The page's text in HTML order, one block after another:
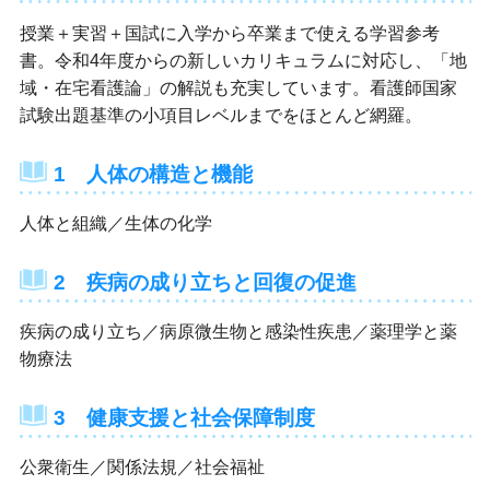
授業＋実習＋国試に入学から卒業まで使える学習参考
書。令和4年度からの新しいカリキュラムに対応し、「地
域・在宅看護論」の解説も充実しています。看護師国家
試験出題基準の小項目レベルまでをほとんど網羅。
1 人体の構造と機能
人体と組織／生体の化学
2 疾病の成り立ちと回復の促進
疾病の成り立ち／病原微生物と感染性疾患／薬理学と薬
物療法
3 健康支援と社会保障制度
公衆衛生／関係法規／社会福祉